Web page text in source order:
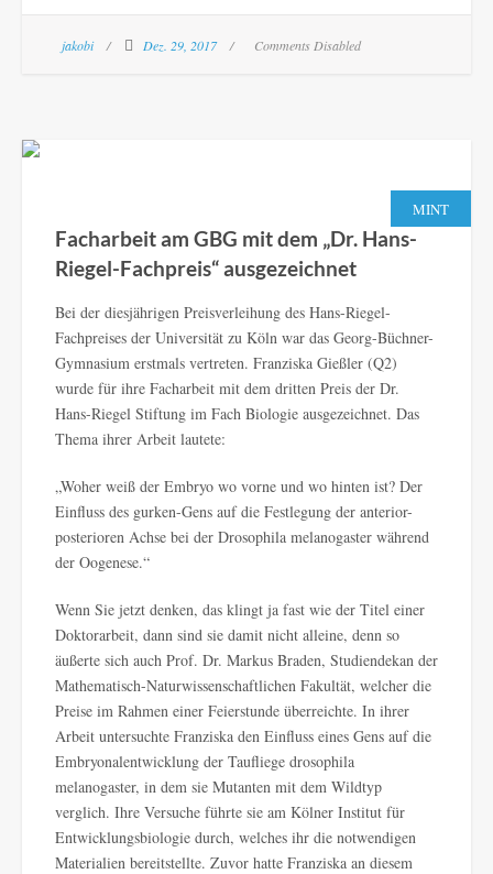
jakobi Dez. 29, 2017 Comments Disabled
MINT
Facharbeit am GBG mit dem „Dr. Hans-
Riegel-Fachpreis“ ausgezeichnet
Bei der diesjährigen Preisverleihung des Hans-Riegel-
Fachpreises der Universität zu Köln war das Georg-Büchner-
Gymnasium erstmals vertreten. Franziska Gießler (Q2)
wurde für ihre Facharbeit mit dem dritten Preis der Dr.
Hans-Riegel Stiftung im Fach Biologie ausgezeichnet. Das
Thema ihrer Arbeit lautete:
„Woher weiß der Embryo wo vorne und wo hinten ist? Der
Einfluss des gurken-Gens auf die Festlegung der anterior-
posterioren Achse bei der Drosophila melanogaster während
der Oogenese.“
Wenn Sie jetzt denken, das klingt ja fast wie der Titel einer
Doktorarbeit, dann sind sie damit nicht alleine, denn so
äußerte sich auch Prof. Dr. Markus Braden, Studiendekan der
Mathematisch-Naturwissenschaftlichen Fakultät, welcher die
Preise im Rahmen einer Feierstunde überreichte. In ihrer
Arbeit untersuchte Franziska den Einfluss eines Gens auf die
Embryonalentwicklung der Taufliege drosophila
melanogaster, in dem sie Mutanten mit dem Wildtyp
verglich. Ihre Versuche führte sie am Kölner Institut für
Entwicklungsbiologie durch, welches ihr die notwendigen
Materialien bereitstellte. Zuvor hatte Franziska an diesem